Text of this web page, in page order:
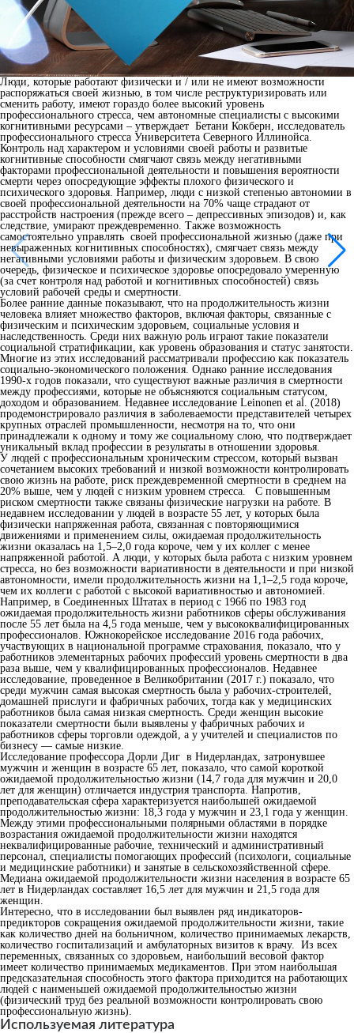
Люди, которые работают физически и / или не имеют возможности
распоряжаться своей жизнью, в том числе реструктуризировать или
сменить работу, имеют гораздо более высокий уровень
профессионального стресса, чем автономные специалисты с высокими
когнитивными ресурсами – утверждает Бетани Кокберн, исследователь
профессионального стресса Университета Северного Иллинойса.
Контроль над характером и условиями своей работы и развитые
когнитивные способности смягчают связь между негативными
факторами профессиональной деятельности и повышения вероятности
смерти через опосредующие эффекты плохого физического и
психического здоровья. Например, люди с низкой степенью автономии в
своей профессиональной деятельности на 70% чаще страдают от
расстройств настроения (прежде всего – депрессивных эпизодов) и, как
следствие, умирают преждевременно. Также возможность
самостоятельно управлять своей профессиональной жизнью (даже при
невыраженных когнитивных способностях), смягчает связь между
негативными условиями работы и физическим здоровьем. В свою
очередь, физическое и психическое здоровье опосредовало умеренную
(за счет контроля над работой и когнитивных способностей) связь
условий рабочей среды и смертности.
Более ранние данные показывают, что на продолжительность жизни
человека влияет множество факторов, включая факторы, связанные с
физическим и психическим здоровьем, социальные условия и
наследственность. Среди них важную роль играют такие показатели
социальной стратификации, как уровень образования и статус занятости.
Многие из этих исследований рассматривали профессию как показатель
социально-экономического положения. Однако ранние исследования
1990-х годов показали, что существуют важные различия в смертности
между профессиями, которые не объясняются социальным статусом,
доходом и образованием. Недавнее исследование Leinonen et al. (2018)
продемонстрировало различия в заболеваемости представителей четырех
крупных отраслей промышленности, несмотря на то, что они
принадлежали к одному и тому же социальному слою, что подтверждает
уникальный вклад профессии в результаты в отношении здоровья.
У людей с профессиональным хроническим стрессом, который вызван
сочетанием высоких требований и низкой возможности контролировать
свою жизнь на работе, риск преждевременной смертности в среднем на
20% выше, чем у людей с низким уровнем стресса. С повышенным
риском смертности также связаны физические нагрузки на работе. В
недавнем исследовании у людей в возрасте 55 лет, у которых была
физически напряженная работа, связанная с повторяющимися
движениями и применением силы, ожидаемая продолжительность
жизни оказалась на 1,5–2,0 года короче, чем у их коллег с менее
напряженной работой. А люди, у которых была работа с низким уровнем
стресса, но без возможности вариативности в деятельности и при низкой
автономности, имели продолжительность жизни на 1,1–2,5 года короче,
чем их коллеги с работой с высокой вариативностью и автономией.
Например, в Соединенных Штатах в период с 1966 по 1983 год
ожидаемая продолжительность жизни работников сферы обслуживания
после 55 лет была на 4,5 года меньше, чем у высококвалифицированных
профессионалов. Южнокорейское исследование 2016 года рабочих,
участвующих в национальной программе страхования, показало, что у
работников элементарных рабочих профессий уровень смертности в два
раза выше, чем у квалифицированных профессионалов. Недавнее
исследование, проведенное в Великобритании (2017 г.) показало, что
среди мужчин самая высокая смертность была у рабочих-строителей,
домашней прислуги и фабричных рабочих, тогда как у медицинских
работников была самая низкая смертность. Среди женщин высокие
показатели смертности были выявлены у фабричных рабочих и
работников сферы торговли одеждой, а у учителей и специалистов по
бизнесу — самые низкие.
Исследование профессора Дорли Диг в Нидерландах, затронувшее
мужчин и женщин в возрасте 65 лет, показало, что самой короткой
ожидаемой продолжительностью жизни (14,7 года для мужчин и 20,0
лет для женщин) отличается индустрия транспорта. Напротив,
преподавательская сфера характеризуется наибольшей ожидаемой
продолжительностью жизни: 18,3 года у мужчин и 23,1 года у женщин.
Между этими профессиональными полярными областями в порядке
возрастания ожидаемой продолжительности жизни находятся
неквалифицированные рабочие, технический и административный
персонал, специалисты помогающих профессий (психологи, социальные
и медицинские работники) и занятые в сельскохозяйственной сфере.
Медиана ожидаемой продолжительности жизни населения в возрасте 65
лет в Нидерландах составляет 16,5 лет для мужчин и 21,5 года для
женщин.
Интересно, что в исследовании был выявлен ряд индикаторов-
предикторов сокращения ожидаемой продолжительности жизни, такие
как количество дней на больничном, количество принимаемых лекарств,
количество госпитализаций и амбулаторных визитов к врачу. Из всех
переменных, связанных со здоровьем, наибольший весовой фактор
имеет количество принимаемых медикаментов. При этом наибольшая
предсказательная способность этого фактора приходится на работающих
людей с наименьшей ожидаемой продолжительностью жизни
(физический труд без реальной возможности контролировать свою
профессиональную жизнь).
Используемая литература